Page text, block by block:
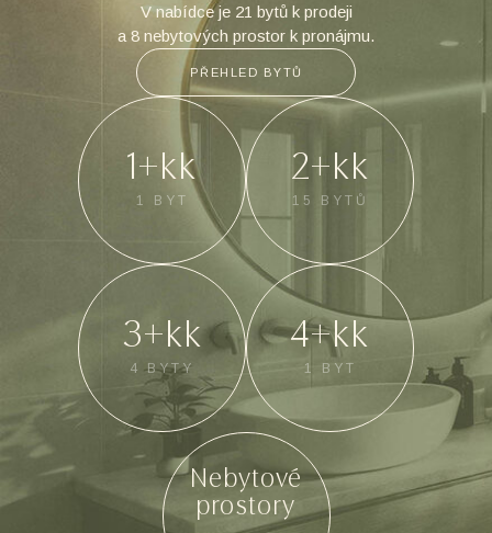
V nabídce je 21 bytů k prodeji
a 8 nebytových prostor k pronájmu.
PŘEHLED BYTŮ
1+kk
1 BYT
2+kk
15 BYTŮ
3+kk
4 BYTY
4+kk
1 BYT
Nebytové
prostory